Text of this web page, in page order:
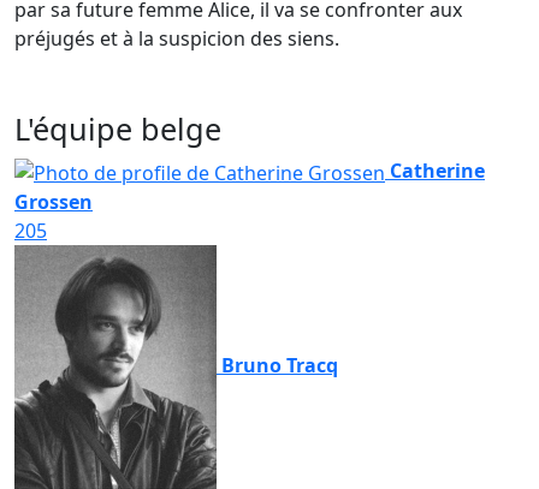
par sa future femme Alice, il va se confronter aux
préjugés et à la suspicion des siens.
L'équipe belge
Catherine
Grossen
205
Bruno Tracq